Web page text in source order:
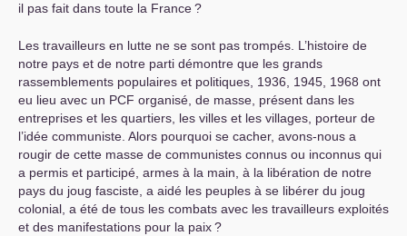
il pas fait dans toute la France?
Les travailleurs en lutte ne se sont pas trompés. L’histoire de
notre pays et de notre parti démontre que les grands
rassemblements populaires et politiques, 1936, 1945, 1968 ont
eu lieu avec un PCF organisé, de masse, présent dans les
entreprises et les quartiers, les villes et les villages, porteur de
l’idée communiste. Alors pourquoi se cacher, avons-nous a
rougir de cette masse de communistes connus ou inconnus qui
a permis et participé, armes à la main, à la libération de notre
pays du joug fasciste, a aidé les peuples à se libérer du joug
colonial, a été de tous les combats avec les travailleurs exploités
et des manifestations pour la paix?